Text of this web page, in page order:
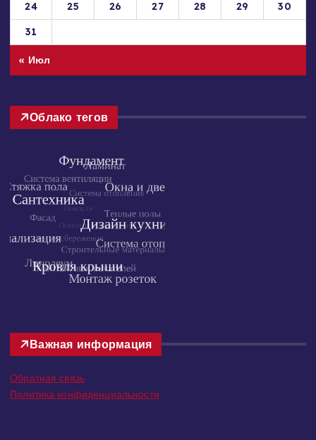
17
18 19 20 21 22
23
24
31